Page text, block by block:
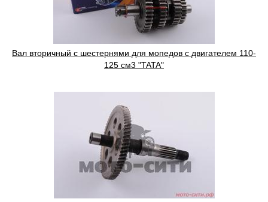
Вал вторичный с шестернями для мопедов с двигателем 110-
125 см3 "TATA"